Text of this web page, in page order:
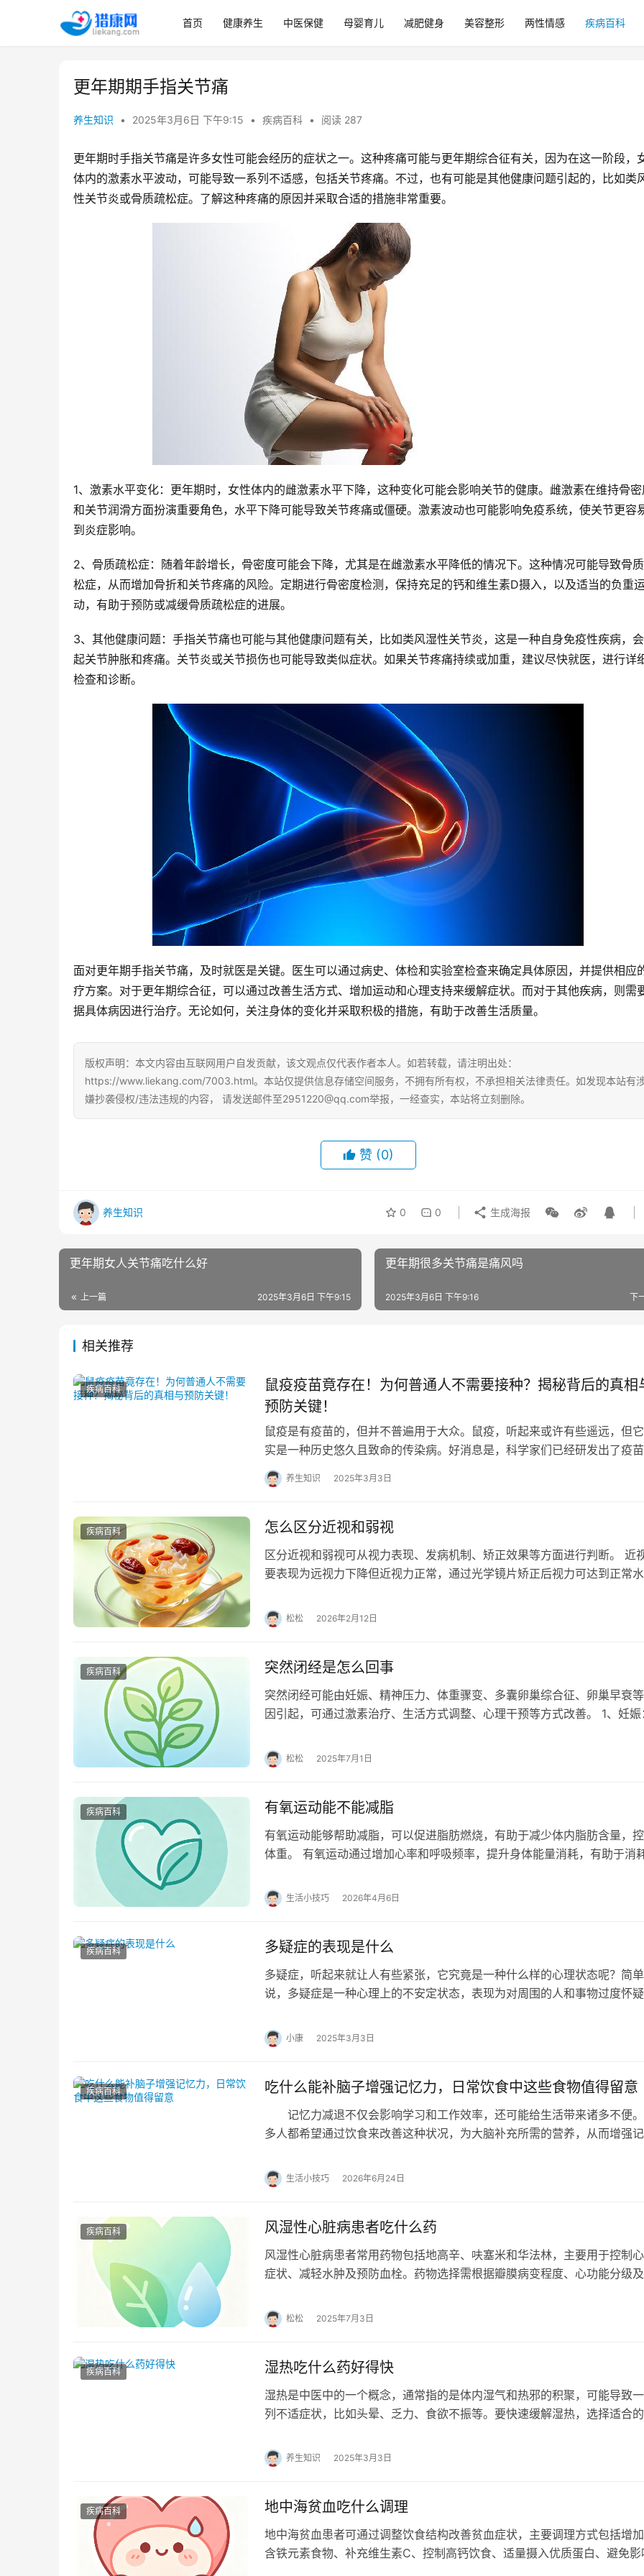
首页 健康养生 中医保健 母婴育儿 减肥健身 美容整形 两性情感 疾病百科
更年期期手指关节痛
养生知识 • 2025年3月6日 下午9:15 • 疾病百科 • 阅读 287
更年期时手指关节痛是许多女性可能会经历的症状之一。这种疼痛可能与更年期综合征有关，因为在这一阶段，
体内的激素水平波动，可能导致一系列不适感，包括关节疼痛。不过，也有可能是其他健康问题引起的，比如类
性关节炎或骨质疏松症。了解这种疼痛的原因并采取合适的措施非常重要。
1、激素水平变化：更年期时，女性体内的雌激素水平下降，这种变化可能会影响关节的健康。雌激素在维持骨
和关节润滑方面扮演重要角色，水平下降可能导致关节疼痛或僵硬。激素波动也可能影响免疫系统，使关节更容
到炎症影响。
2、骨质疏松症：随着年龄增长，骨密度可能会下降，尤其是在雌激素水平降低的情况下。这种情况可能导致骨
松症，从而增加骨折和关节疼痛的风险。定期进行骨密度检测，保持充足的钙和维生素D摄入，以及适当的负重
动，有助于预防或减缓骨质疏松症的进展。
3、其他健康问题：手指关节痛也可能与其他健康问题有关，比如类风湿性关节炎，这是一种自身免疫性疾病，会
起关节肿胀和疼痛。关节炎或关节损伤也可能导致类似症状。如果关节疼痛持续或加重，建议尽快就医，进行详
检查和诊断。
面对更年期手指关节痛，及时就医是关键。医生可以通过病史、体检和实验室检查来确定具体原因，并提供相应
疗方案。对于更年期综合征，可以通过改善生活方式、增加运动和心理支持来缓解症状。而对于其他疾病，则需
据具体病因进行治疗。无论如何，关注身体的变化并采取积极的措施，有助于改善生活质量。
版权声明：本文内容由互联网用户自发贡献，该文观点仅代表作者本人。如若转载，请注明出处：
https://www.liekang.com/7003.html。本站仅提供信息存储空间服务，不拥有所有权，不承担相关法律责任。如发现本站有
嫌抄袭侵权/违法违规的内容， 请发送邮件至2951220@qq.com举报，一经查实，本站将立刻删除。
赞 (0)
养生知识 0 0 生成海报
更年期女人关节痛吃什么好
上一篇 2025年3月6日 下午9:15
更年期很多关节痛是痛风吗
下
2025年3月6日 下午9:16
相关推荐
疾病百科
鼠疫疫苗竟存在！为何普通人不需要接种？揭秘背后的真相
预防关键！
鼠疫是有疫苗的，但并不普遍用于大众。鼠疫，听起来或许有些遥远，但
实是一种历史悠久且致命的传染病。好消息是，科学家们已经研发出了疫苗
主要用于高风险人群，比如实验室工作人员或在鼠…
养生知识 2025年3月3日
疾病百科 怎么区分近视和弱视
区分近视和弱视可从视力表现、发病机制、矫正效果等方面进行判断。 近
要表现为远视力下降但近视力正常，通过光学镜片矫正后视力可达到正常水
松松 2026年2月12日
疾病百科 突然闭经是怎么回事
突然闭经可能由妊娠、精神压力、体重骤变、多囊卵巢综合征、卵巢早衰
因引起，可通过激素治疗、生活方式调整、心理干预等方式改善。 1、妊娠
松松 2025年7月1日
疾病百科 有氧运动能不能减脂
有氧运动能够帮助减脂，可以促进脂肪燃烧，有助于减少体内脂肪含量，
体重。 有氧运动通过增加心率和呼吸频率，提升身体能量消耗，有助于消
生活小技巧 2026年4月6日
疾病百科 多疑症的表现是什么
多疑症，听起来就让人有些紧张，它究竟是一种什么样的心理状态呢？简
说，多疑症是一种心理上的不安定状态，表现为对周围的人和事物过度怀疑
小康 2025年3月3日
疾病百科 吃什么能补脑子增强记忆力，日常饮食中这些食物值得留意
记忆力减退不仅会影响学习和工作效率，还可能给生活带来诸多不便
多人都希望通过饮食来改善这种状况，为大脑补充所需的营养，从而增强记
生活小技巧 2026年6月24日
疾病百科 风湿性心脏病患者吃什么药
风湿性心脏病患者常用药物包括地高辛、呋塞米和华法林，主要用于控制
症状、减轻水肿及预防血栓。药物选择需根据瓣膜病变程度、心功能分级及
松松 2025年7月3日
疾病百科 湿热吃什么药好得快
湿热是中医中的一个概念，通常指的是体内湿气和热邪的积聚，可能导致
列不适症状，比如头晕、乏力、食欲不振等。要快速缓解湿热，选择适合的
养生知识 2025年3月3日
疾病百科 地中海贫血吃什么调理
地中海贫血患者可通过调整饮食结构改善贫血症状，主要调理方式包括增
含铁元素食物、补充维生素C、控制高钙饮食、适量摄入优质蛋白、避免影